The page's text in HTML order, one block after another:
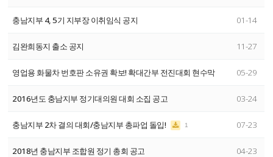
충남지부 4, 5기 지부장 이취임식 공지 01-14
김완희동지 출소 공지 11-27
영업용 화물차 번호판 소유권 확보! 확대간부 전진대회 현수막 05-29
2016년도 충남지부 정기대의원 대회 소집 공고 03-24
충남지부 2차 결의 대회/충남지부 총파업 돌입! 1 07-23
2018년 충남지부 조합원 정기 총회 공고 04-23